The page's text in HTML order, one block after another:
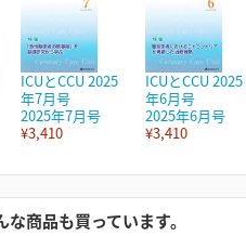
ICUとCCU 2025
年7月号
2025年7月号
¥3,410
ICUとCCU 2025
年6月号
2025年6月号
¥3,410
商品も買っています。